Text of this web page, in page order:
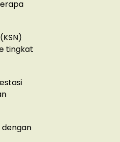
tingkat
dengan